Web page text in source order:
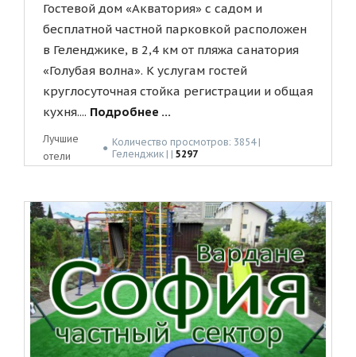
Гостевой дом «Акватория» с садом и
бесплатной частной парковкой расположен
в Геленджике, в 2,4 км от пляжа санатория
«Голубая волна». К услугам гостей
круглосуточная стойка регистрации и общая
кухня.... Подробнее ...
Лучшие
отели
● Количество просмотров: 3854 |
Геленджик | |5297